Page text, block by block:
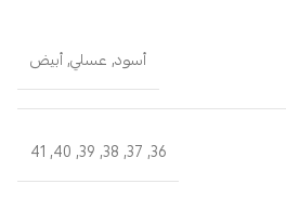
أسود, عسلي,أبيض
36
,
37
,
38
,
39
,
40
,
41